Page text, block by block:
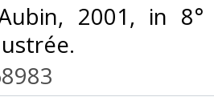
2001, in